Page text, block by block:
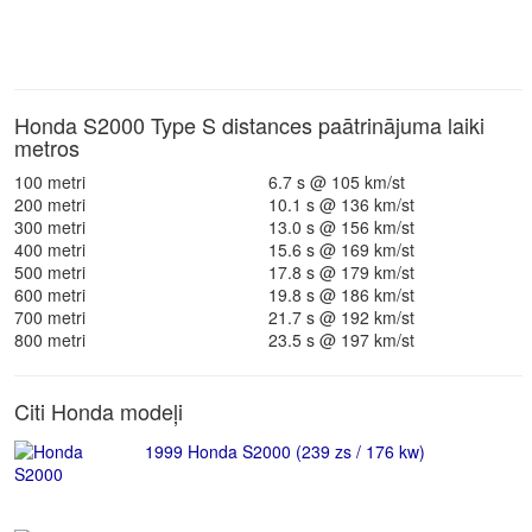
Honda S2000 Type S distances paātrinājuma laiki
metros
100 metri
6.7 s @ 105 km/st
200 metri
10.1 s @ 136 km/st
300 metri
13.0 s @ 156 km/st
400 metri
15.6 s @ 169 km/st
500 metri
17.8 s @ 179 km/st
600 metri
19.8 s @ 186 km/st
700 metri
21.7 s @ 192 km/st
800 metri
23.5 s @ 197 km/st
Citi Honda modeļi
1999 Honda S2000 (239 zs / 176 kw)